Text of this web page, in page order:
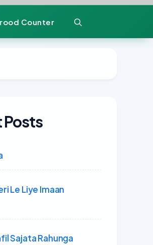
Counter
Posts
Le Liye Imaan
Sajata Rahunga